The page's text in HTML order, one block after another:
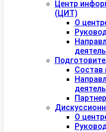
Центр
(ЦИТ)
О
Состав
О